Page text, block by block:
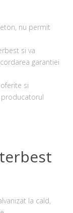
nu permit
si va
garantiei
si
la cald,